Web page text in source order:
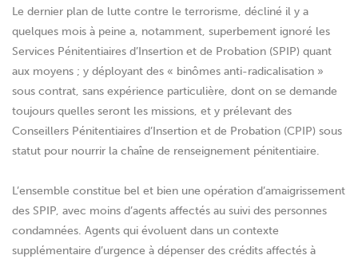
Le dernier plan de lutte contre le terrorisme, décliné il y a
quelques mois à peine a, notamment, superbement ignoré les
Services Pénitentiaires d’Insertion et de Probation (SPIP) quant
aux moyens ; y déployant des « binômes anti-radicalisation »
sous contrat, sans expérience particulière, dont on se demande
toujours quelles seront les missions, et y prélevant des
Conseillers Pénitentiaires d’Insertion et de Probation (CPIP) sous
statut pour nourrir la chaîne de renseignement pénitentiaire.
L’ensemble constitue bel et bien une opération d’amaigrissement
des SPIP, avec moins d’agents affectés au suivi des personnes
condamnées. Agents qui évoluent dans un contexte
supplémentaire d’urgence à dépenser des crédits affectés à